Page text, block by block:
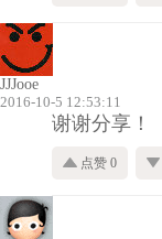
JJJooe
2016-10-5 12:53:11
谢谢分享！
点赞 0